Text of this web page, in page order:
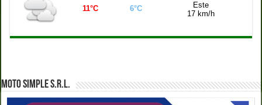
11°C 6°C
Este
17 km/h
MOTO SIMPLE S.R.L.